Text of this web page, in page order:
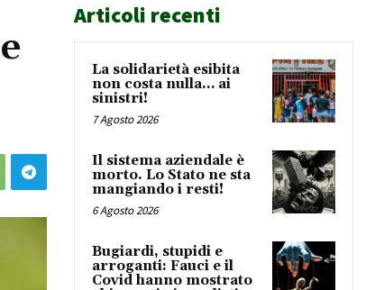
Articoli recenti
La solidarietà esibita
non costa nulla… ai
sinistri!
7 Agosto 2026
Il sistema aziendale è
morto. Lo Stato ne sta
mangiando i resti!
6 Agosto 2026
Bugiardi, stupidi e
arroganti: Fauci e il
Covid hanno mostrato